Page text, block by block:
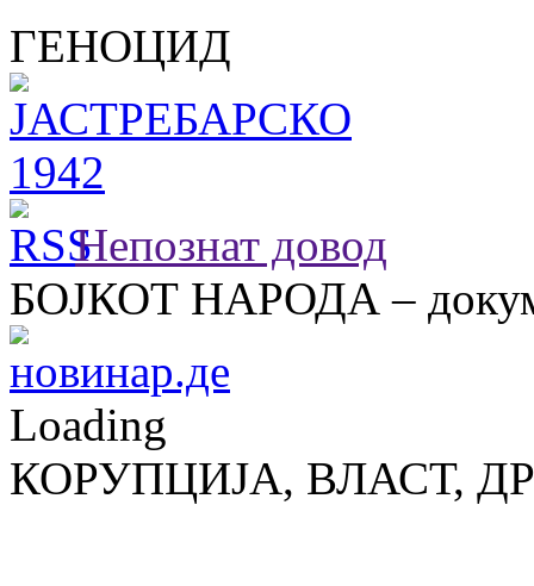
ГЕНОЦИД
Непознат довод
БОЈКОТ НАРОДА –
Loading
КОРУПЦИЈА, ВЛАСТ,